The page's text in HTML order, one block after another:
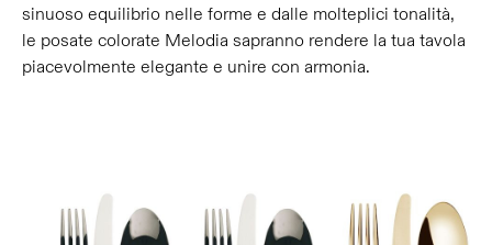
sinuoso equilibrio nelle forme e dalle molteplici tonalità,
le posate colorate Melodia sapranno rendere la tua tavola
piacevolmente elegante e unire con armonia.